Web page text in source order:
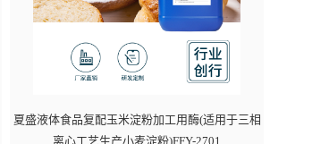
夏盛液体食品复配玉米淀粉加工用酶(适用于三相
离心工艺生产小麦淀粉)FFY-2701